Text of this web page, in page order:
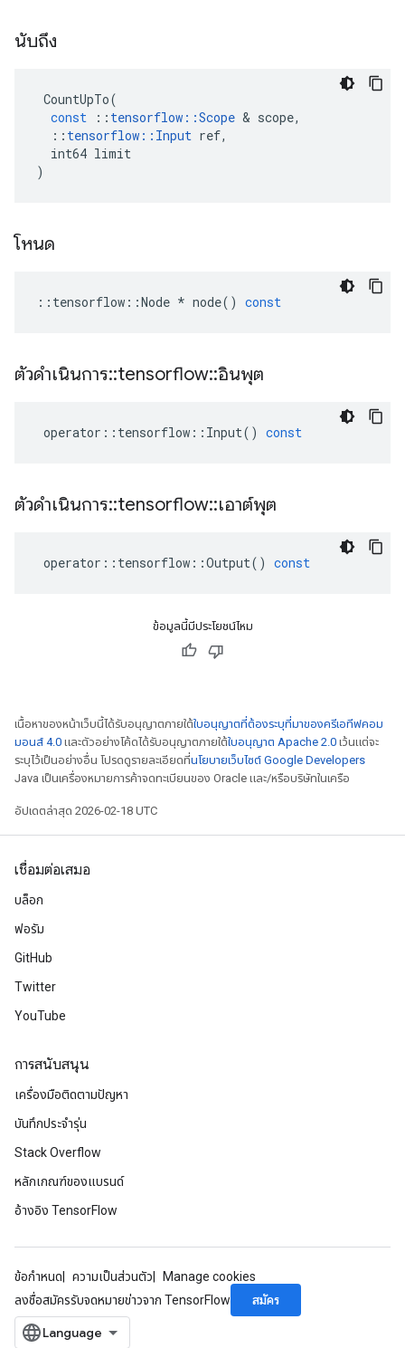
นับถึง
CountUpTo(
const
:: tensorflow ::Scope & scope,
:: tensorflow :: Input ref,
int64 limit
)
โหนด
:: tensorflow ::Node * node() const
ตัวดำเนินการ::tensorflow::อินพุต
operator :: tensorflow :: Input() const
ตัวดำเนินการ::tensorflow::เอาต์พุต
operator :: tensorflow ::Output() const
ข้อมูลนี้มีประโยชน์ไหม
เนื้อหาของหน้าเว็บนี้ได้รับอนุญาตภายใต้ใบอนุญาตที่ต้องระบุที่มาของครีเอทีฟคอม
มอนส์ 4.0 และตัวอย่างโค้ดได้รับอนุญาตภายใต้ใบอนุญาต Apache 2.0 เว้นแต่จะ
ระบุไว้เป็นอย่างอื่น โปรดดูรายละเอียดที่นโยบายเว็บไซต์ Google Developers
Java เป็นเครื่องหมายการค้าจดทะเบียนของ Oracle และ/หรือบริษัทในเครือ
อัปเดตล่าสุด 2026-02-18 UTC
เชื่อมต่อเสมอ
บล็อก
ฟอรัม
GitHub
Twitter
YouTube
การสนับสนุน
เครื่องมือติดตามปัญหา
บันทึกประจำรุ่น
Stack Overflow
หลักเกณฑ์ของแบรนด์
อ้างอิง TensorFlow
ข้อกำหนด ความเป็นส่วนตัว
Manage cookies
ลงชื่อสมัครรับจดหมายข่าวจาก TensorFlow
สมัคร